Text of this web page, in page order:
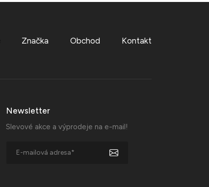
Značka Obchod Kontakt
Newsletter
Slevové akce a výprodeje na e-mail!